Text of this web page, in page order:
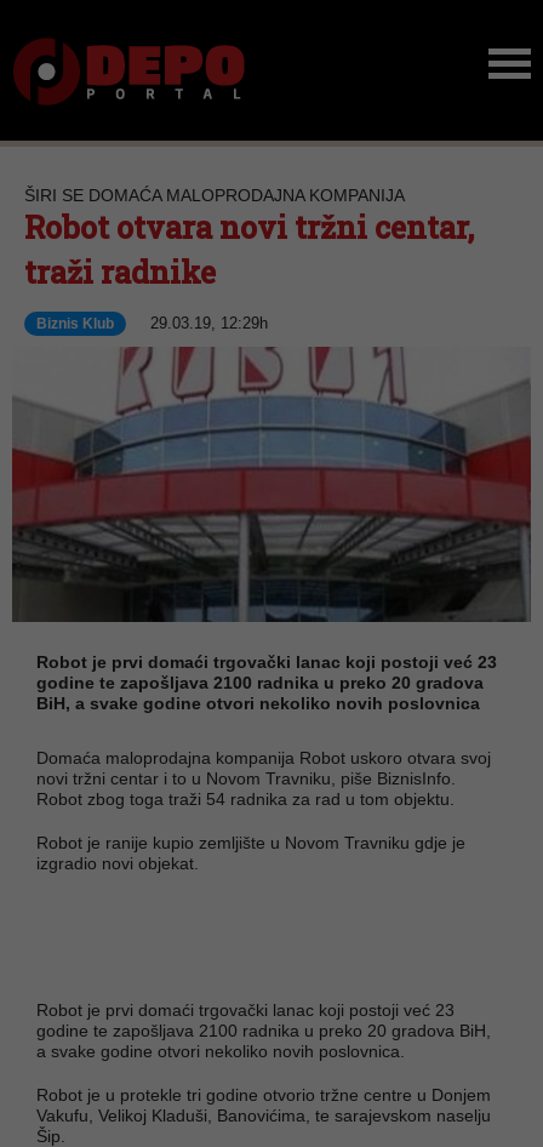
ŠIRI SE DOMAĆA MALOPRODAJNA KOMPANIJA
Robot otvara novi tržni centar,
traži radnike
Biznis Klub 29.03.19, 12:29h
Robot je prvi domaći trgovački lanac koji postoji već 23
godine te zapošljava 2100 radnika u preko 20 gradova
BiH, a svake godine otvori nekoliko novih poslovnica
Domaća maloprodajna kompanija Robot uskoro otvara svoj
novi tržni centar i to u Novom Travniku, piše BiznisInfo.
Robot zbog toga traži 54 radnika za rad u tom objektu.
Robot je ranije kupio zemljište u Novom Travniku gdje je
izgradio novi objekat.
Robot je prvi domaći trgovački lanac koji postoji već 23
godine te zapošljava 2100 radnika u preko 20 gradova BiH,
a svake godine otvori nekoliko novih poslovnica.
Robot je u protekle tri godine otvorio tržne centre u Donjem
Vakufu, Velikoj Kladuši, Banovićima, te sarajevskom naselju
Šip.